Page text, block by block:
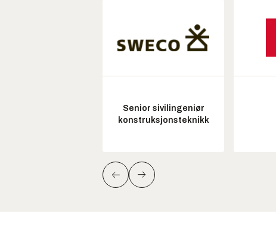
Senior sivilingeniør
konstruksjonsteknikk